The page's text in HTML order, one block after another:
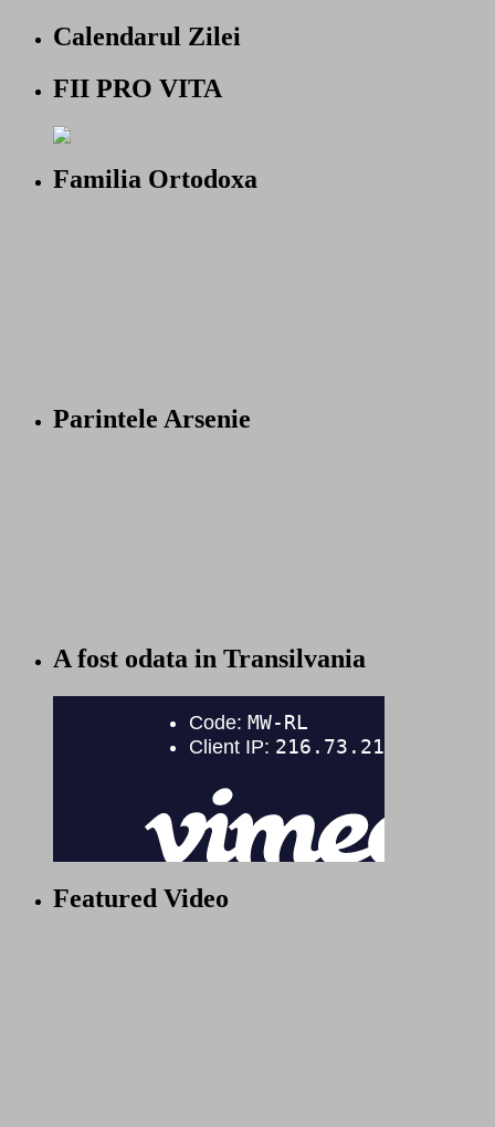
Calendarul Zilei
FII PRO VITA
Familia Ortodoxa
Parintele Arsenie
A fost odata in Transilvania
Featured Video